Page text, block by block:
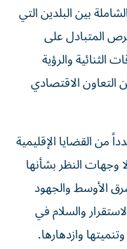
بين البلدين التي
المتبادل على
الثنائية والرؤية
التعاون الاقتصادي
من القضايا الإقليمية
وجهات النظر بشأنها
الأوسط والجهود
والسلام في
وازدهارها.